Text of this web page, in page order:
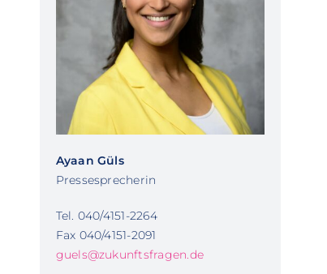
Ayaan Güls
Pressesprecherin
Tel. 040/4151-2264
Fax 040/4151-2091
guels@zukunftsfragen.de